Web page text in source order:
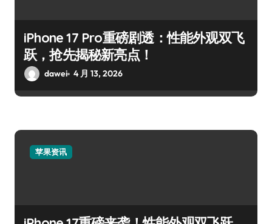
iPhone 17 Pro重磅剧透：性能外观双飞
跃，抢先揭秘新亮点！
dawei 4 月 13, 2026
苹果资讯